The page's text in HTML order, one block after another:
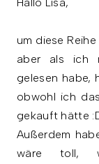
um diese
aber als ich
gelesen habe,
obwohl ich
gekauft hätte
Außerdem
wäre toll,